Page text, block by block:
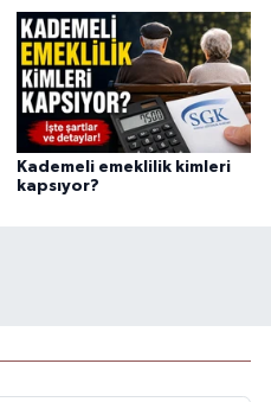
Kademeli emeklilik kimleri
kapsıyor?